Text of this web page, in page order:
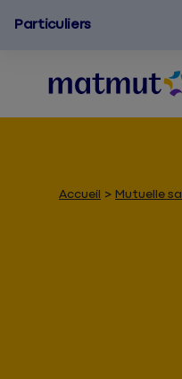
Particuliers
Accueil Mutuelle